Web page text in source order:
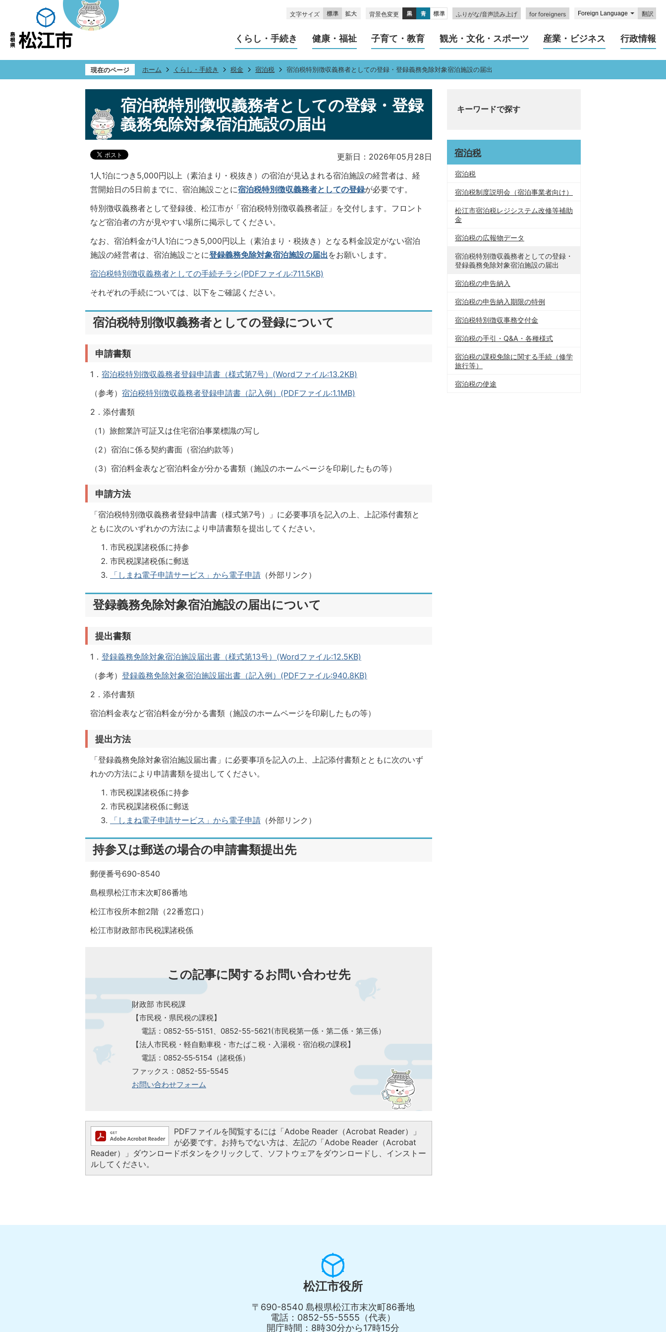
文字サイズ 背景色変更 ふりがな/音声読み上げ for foreigners 翻訳
くらし・手続き 健康・福祉 子育て・教育 観光・文化・スポーツ 産業・ビジネス 行政情報
現在のページ ホーム くらし・手続き 税金 宿泊税 宿泊税特別徴収義務者としての登録・登録義務免除対象宿泊施設の届出
宿泊税特別徴収義務者としての登録・登録
義務免除対象宿泊施設の届出
更新日：2026年05月28日
1人1泊につき5,000円以上（素泊まり・税抜き）の宿泊が見込まれる宿泊施設の経営者は、経
営開始日の5日前までに、宿泊施設ごとに宿泊税特別徴収義務者としての登録が必要です。
特別徴収義務者として登録後、松江市が「宿泊税特別徴収義務者証」を交付します。フロント
など宿泊者の方が見やすい場所に掲示してください。
なお、宿泊料金が1人1泊につき5,000円以上（素泊まり・税抜き）となる料金設定がない宿泊
施設の経営者は、宿泊施設ごとに登録義務免除対象宿泊施設の届出をお願いします。
宿泊税特別徴収義務者としての手続チラシ(PDFファイル:711.5KB)
それぞれの手続については、以下をご確認ください。
宿泊税特別徴収義務者としての登録について
申請書類
1． 宿泊税特別徴収義務者登録申請書（様式第7号）(Wordファイル:13.2KB)
（参考） 宿泊税特別徴収義務者登録申請書（記入例）(PDFファイル:1.1MB)
2．添付書類
（1）旅館業許可証又は住宅宿泊事業標識の写し
（2）宿泊に係る契約書面（宿泊約款等）
（3）宿泊料金表など宿泊料金が分かる書類（施設のホームページを印刷したもの等）
申請方法
「宿泊税特別徴収義務者登録申請書（様式第7号）」に必要事項を記入の上、上記添付書類と
ともに次のいずれかの方法により申請書類を提出してください。
市民税課諸税係に持参
市民税課諸税係に郵送
「しまね電子申請サービス」から電子申請 （外部リンク）
登録義務免除対象宿泊施設の届出について
提出書類
1． 登録義務免除対象宿泊施設届出書（様式第13号）(Wordファイル:12.5KB)
（参考） 登録義務免除対象宿泊施設届出書（記入例）(PDFファイル:940.8KB)
2．添付書類
宿泊料金表など宿泊料金が分かる書類（施設のホームページを印刷したもの等）
提出方法
「登録義務免除対象宿泊施設届出書」に必要事項を記入の上、上記添付書類とともに次のいず
れかの方法により申請書類を提出してください。
市民税課諸税係に持参
市民税課諸税係に郵送
「しまね電子申請サービス」から電子申請 （外部リンク）
持参又は郵送の場合の申請書類提出先
郵便番号690-8540
島根県松江市末次町86番地
松江市役所本館2階（22番窓口）
松江市財政部市民税課諸税係
この記事に関するお問い合わせ先
財政部 市民税課
【市民税・県民税の課税】
電話：0852-55-5151、0852-55-5621(市民税第一係・第二係・第三係）
【法人市民税・軽自動車税・市たばこ税・入湯税・宿泊税の課税】
電話：0852‐55‐5154（諸税係）
ファックス：0852-55-5545
お問い合わせフォーム
PDFファイルを閲覧するには「Adobe Reader（Acrobat Reader）」
が必要です。お持ちでない方は、左記の「Adobe Reader（Acrobat
Reader）」ダウンロードボタンをクリックして、ソフトウェアをダウンロードし、インストー
ルしてください。
キーワードで探す
宿泊税
宿泊税
宿泊税制度説明会（宿泊事業者向け）
松江市宿泊税レジシステム改修等補助
金
宿泊税の広報物データ
宿泊税特別徴収義務者としての登録・
登録義務免除対象宿泊施設の届出
宿泊税の申告納入
宿泊税の申告納入期限の特例
宿泊税特別徴収事務交付金
宿泊税の手引・Q&A・各種様式
宿泊税の課税免除に関する手続（修学
旅行等）
宿泊税の使途
松江市役所
〒690-8540 島根県松江市末次町86番地
電話：0852-55-5555（代表）
開庁時間：8時30分から17時15分